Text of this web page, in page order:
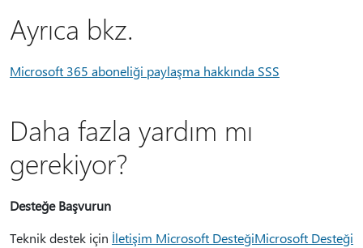
Ayrıca bkz.
Microsoft 365 aboneliği paylaşma hakkında SSS
Daha fazla yardım mı
gerekiyor?
Desteğe Başvurun
Teknik destek için İletişim Microsoft DesteğiMicrosoft Desteği